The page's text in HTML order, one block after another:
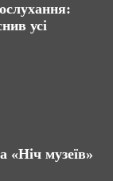
усі
«Ніч музеїв»